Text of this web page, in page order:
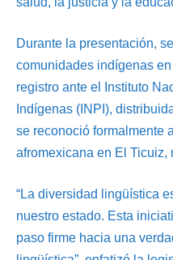
Durante la presentación,
comunidades indígenas
registro ante el Instituto
Indígenas (INPI),
se reconoció formalmente
afromexicana en El
“La diversidad lingüística
nuestro estado. Esta
paso firme hacia una